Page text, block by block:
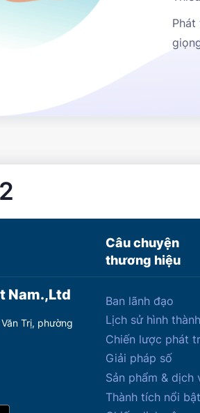
Câu chuyện
thương hiệu
Nam.,Ltd
Trị, phường
Ban lãnh đạo
Lịch sử hình thành
Chiến lược phát
Giải pháp số
Sản phẩm & dịch
Thành tích nổi bật